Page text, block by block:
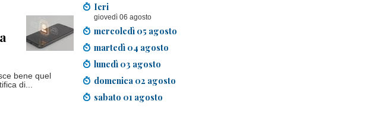
Ieri
giovedì 06 agosto
mercoledì 05 agosto
martedì 04 agosto
lunedì 03 agosto
domenica 02 agosto
sabato 01 agosto
bene quel
di...